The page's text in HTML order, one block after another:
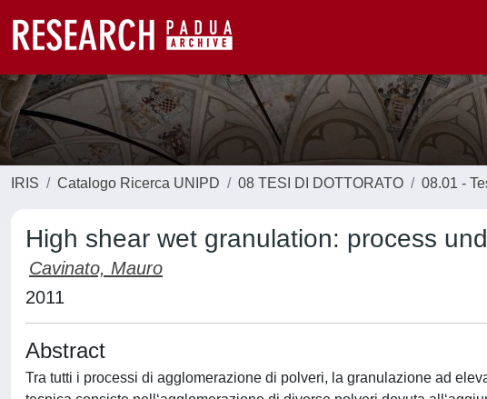
IRIS Catalogo Ricerca UNIPD 08 TESI DI DOTTORATO 08.01 -
High shear wet granulation: process
Cavinato, Mauro
2011
Abstract
Tra tutti i processi di agglomerazione di polveri, la granulazione ad